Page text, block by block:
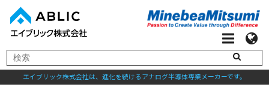
エイブリック株式会社は、進化を続けるアナログ半導体専業メーカーです。